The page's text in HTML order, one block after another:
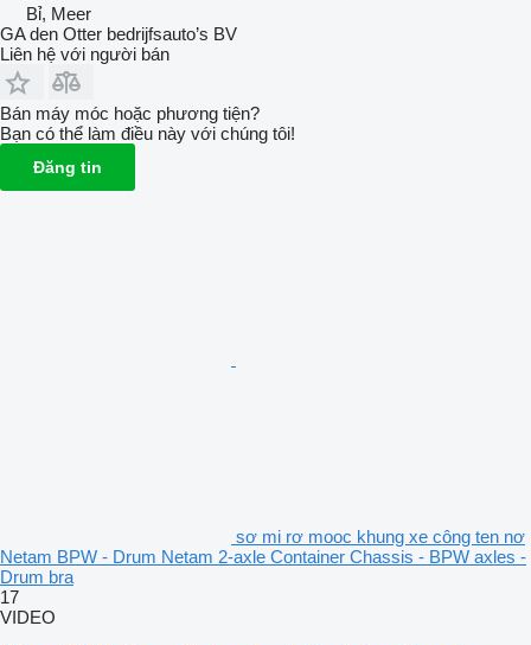
Bỉ, Meer
GA den Otter bedrijfsauto’s BV
Liên hệ với người bán
Bán máy móc hoặc phương tiện?
Bạn có thể làm điều này với chúng tôi!
Đăng tin
sơ mi rơ mooc khung xe công ten nơ
Netam BPW - Drum Netam 2-axle Container Chassis - BPW axles -
Drum bra
17
VIDEO